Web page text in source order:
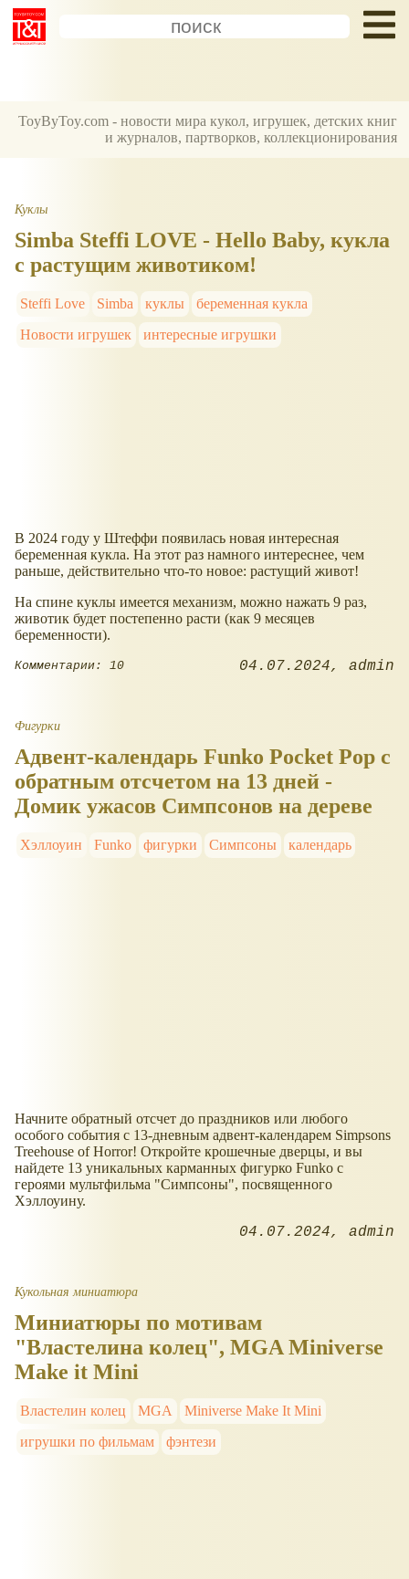
ToyByToy.com - новости мира кукол, игрушек, детских книг
и журналов, партворков, коллекционирования
Куклы
Simba Steffi LOVE - Hello Baby, кукла
с растущим животиком!
Steffi Love Simba куклы
беременная кукла
Новости игрушек
интересные игрушки
В 2024 году у Штеффи появилась новая интересная
беременная кукла. На этот раз намного интереснее, чем
раньше, действительно что-то новое: растущий живот!
На спине куклы имеется механизм, можно нажать 9 раз,
животик будет постепенно расти (как 9 месяцев
беременности).
Комментарии: 10 04.07.2024 admin
Фигурки
Адвент-календарь Funko Pocket Pop с
обратным отсчетом на 13 дней -
Домик ужасов Симпсонов на дереве
Хэллоуин Funko фигурки Симпсоны календарь
Начните обратный отсчет до праздников или любого
особого события с 13-дневным адвент-календарем Simpsons
Treehouse of Horror! Откройте крошечные дверцы, и вы
найдете 13 уникальных карманных фигурко Funko с
героями мультфильма "Симпсоны", посвященного
Хэллоуину.
04.07.2024 admin
Кукольная миниатюра
Миниатюры по мотивам
"Властелина колец", MGA Miniverse
Make it Mini
Властелин колец MGA
Miniverse Make It Mini
игрушки по фильмам
фэнтези